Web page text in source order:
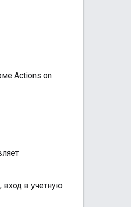
Actions on
вход в учетную